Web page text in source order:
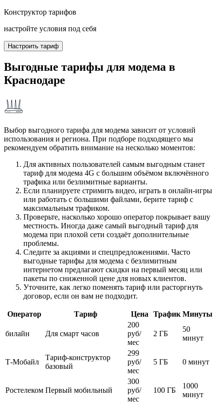
Конструктор тарифов
настройте условия под себя
Настроить тариф
Выгодные тарифы для модема в
Краснодаре
Выбор выгодного тарифа для модема зависит от условий
использования и региона. При подборе подходящего мы
рекомендуем обратить внимание на несколько моментов:
Для активных пользователей самым выгодным станет
тариф для модема 4G с большим объёмом включённого
трафика или безлимитные варианты.
Если планируете стримить видео, играть в онлайн-игры
или работать с большими файлами, берите тариф с
максимальным трафиком.
Проверьте, насколько хорошо оператор покрывает вашу
местность. Иногда даже самый выгодный тариф для
модема при плохой сети создаёт дополнительные
проблемы.
Следите за акциями и спецпредложениями. Часто
выгодные тарифы для модема с безлимитным
интернетом предлагают скидки на первый месяц или
пакеты по сниженной цене для новых клиентов.
Уточните, как легко поменять тариф или расторгнуть
договор, если он вам не подходит.
Оператор Тариф Цена Трафик Минуты
билайн Для смарт часов
200
руб/
мес
2 ГБ
50
минут
Т-Мобайл
Тариф-конструктор
базовый
299
руб/
мес
5 ГБ 0 минут
Ростелеком Первый мобильный
300
руб/
мес
100 ГБ
1000
минут